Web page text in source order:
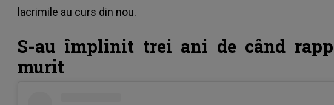
lacrimile au curs din nou.
S-au împlinit trei ani de când
murit